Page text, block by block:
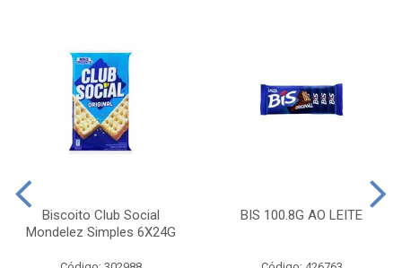
Biscoito Club Social
Mondelez Simples 6X24G
BIS 100.8G AO LEITE